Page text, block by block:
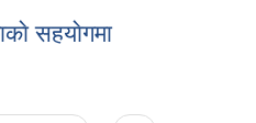
सहयाेगमा